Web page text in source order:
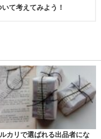
いて考えてみよう！
カリで選ばれる出品者にな